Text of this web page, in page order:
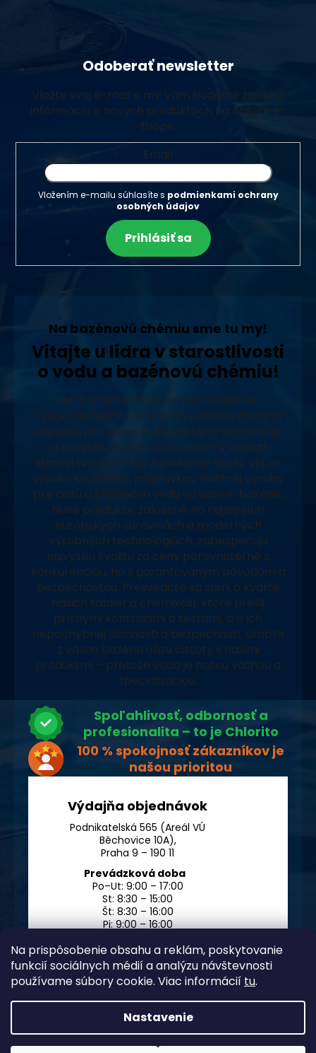
Na prispôsobenie obsahu a reklám, poskytovanie
funkcií sociálnych médií a analýzu návštevnosti
používame súbory cookie. Viac informácií tu.
Nastavenie
Odoberať newsletter
Vložte svoj e-mail a my Vám budeme zasielať
informácie o nových produktoch na našom e-
shope.
Email
Vložením e-mailu súhlasíte s podmienkami ochrany
osobných údajov
Prihlásiť sa
Na bazénovú chémiu sme tu my!
Vitajte u lídra v starostlivosti
o vodu a bazénovú chémiu!
Naša rodinná firma sa pýši tradíciou,
vysokoškolským vzdelaním v oblasti čistiarní
odpadových vôd a vodárenských technológií
a neustálym zdokonaľovaním v oblasti
starostlivosti o vodu. Ponúkame široký výber
vysoko kvalitných prípravkov vlastnej výroby
pre čistú a bezpečnú vodu vo vašom bazéne.
Naše produkty, založené na najlepších
európskych surovinách a moderných
výrobných technológiách, zabezpečujú
najvyššiu kvalitu za ceny porovnateľné s
konkurenciou, no s garantovaným pôvodom a
bezpečnosťou. Presvedčte sa sami o kvalite
našich tabliet a chemikálií, ktoré prešli
prísnymi kontrolami a testami, a o ich
nepochybnej účinnosti a bezpečnosti. Urobte
z vášho bazéna oázu čistoty s našimi
produktmi – pretože voda je našou vášňou a
špecializáciou.
Spoľahlivosť, odbornosť a
profesionalita – to je Chlorito
100 % spokojnosť zákazníkov je
našou prioritou
Výdajňa objednávok
Podnikatelská 565 (Areál VÚ
Běchovice 10A),
Praha 9 – 190 11
Prevádzková doba
Po–Ut: 9:00 – 17:00
St: 8:30 – 15:00
Št: 8:30 – 16:00
Pi: 9:00 – 16:00